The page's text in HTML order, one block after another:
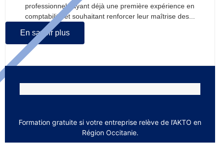
professionnels ayant déjà une première expérience en
comptabilité et souhaitant renforcer leur maîtrise des...
En savoir plus
Formation gratuite si votre entreprise relève de l’AKTO en
Région Occitanie.